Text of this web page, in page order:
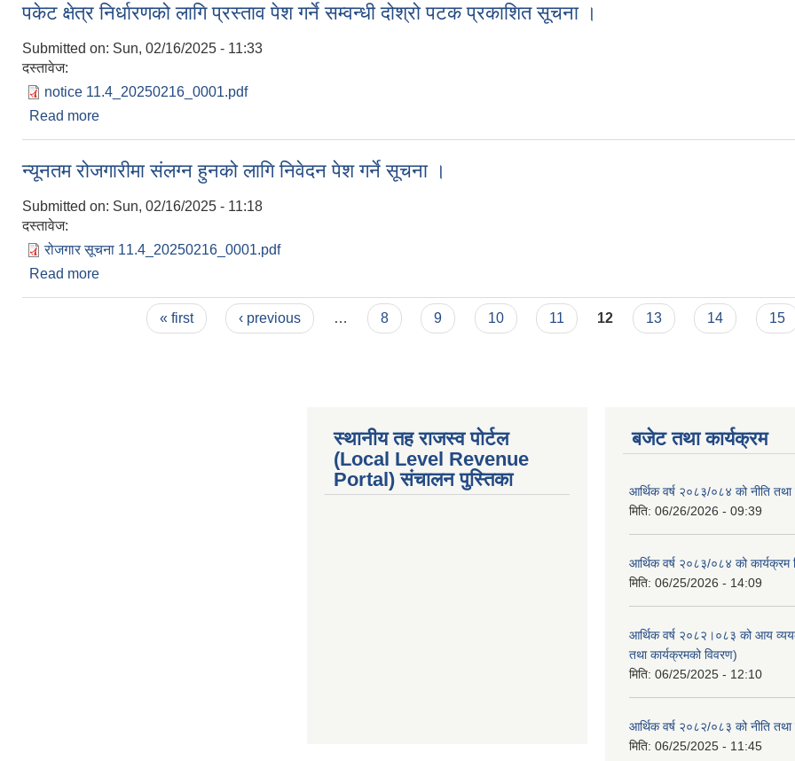
पकेट क्षेत्र निर्धारणको लागि प्रस्ताव पेश गर्ने सम्वन्धी दोश्रो पटक प्रकाशित सूचना ।
Submitted on: Sun, 02/16/2025 - 11:33
दस्तावेज:
notice 11.4_20250216_0001.pdf
Read more
न्यूनतम रोजगारीमा संलग्न हुनको लागि निवेदन पेश गर्ने सूचना ।
Submitted on: Sun, 02/16/2025 - 11:18
दस्तावेज:
रोजगार सूचना 11.4_20250216_0001.pdf
Read more
« first ‹ previous … 8 9 10 11 12 13 14 15
स्थानीय तह राजस्व पोर्टल
(Local Level Revenue
Portal) संचालन पुस्तिका
बजेट तथा कार्यक्रम
आर्थिक वर्ष २०८३/०८४ को नीति तथा
मिति: 06/26/2026 - 09:39
आर्थिक वर्ष २०८३/०८४ को कार्यक्रम
मिति: 06/25/2026 - 14:09
आर्थिक वर्ष २०८२।०८३ को आय
तथा कार्यक्रमको विवरण)
मिति: 06/25/2025 - 12:10
आर्थिक वर्ष २०८२/०८३ को नीति तथा
मिति: 06/25/2025 - 11:45